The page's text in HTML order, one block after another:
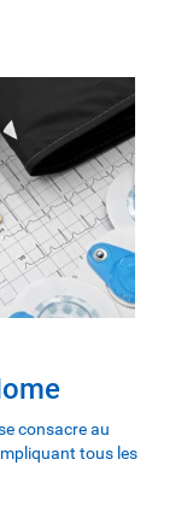
consacre au
tous les